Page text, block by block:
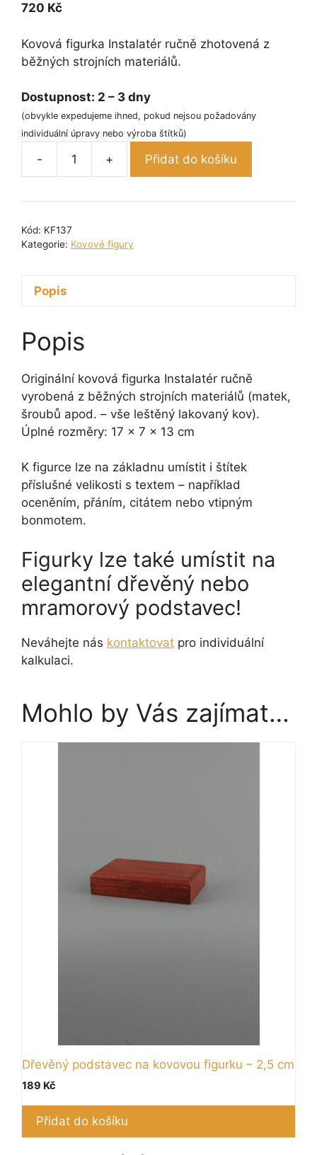
720 Kč
Kovová figurka Instalatér ručně zhotovená z
běžných strojních materiálů.
Dostupnost: 2 – 3 dny
(obvykle expedujeme ihned, pokud nejsou požadovány
individuální úpravy nebo výroba štítků)
-
Kovová
-
+ Přidat do košíku
Kód: KF137
Kategorie: Kovové figury
Popis
Popis
Originální kovová figurka Instalatér ručně
vyrobená z běžných strojních materiálů (matek,
šroubů apod. – vše leštěný lakovaný kov).
Úplné rozměry: 17 x 7 x 13 cm
K figurce lze na základnu umístit i štítek
příslušné velikosti s textem – například
oceněním, přáním, citátem nebo vtipným
bonmotem.
Figurky lze také umístit na
elegantní dřevěný nebo
mramorový podstavec!
Neváhejte nás kontaktovat pro individuální
kalkulaci.
Mohlo by Vás zajímat…
Dřevěný podstavec na kovovou figurku – 2,5 cm
189 Kč
Přidat do košíku